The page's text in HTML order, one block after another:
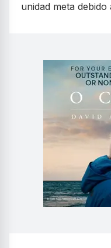
unidad meta